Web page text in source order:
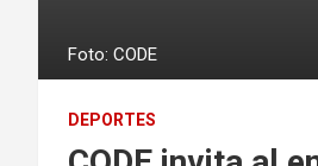
Foto: CODE
DEPORTES